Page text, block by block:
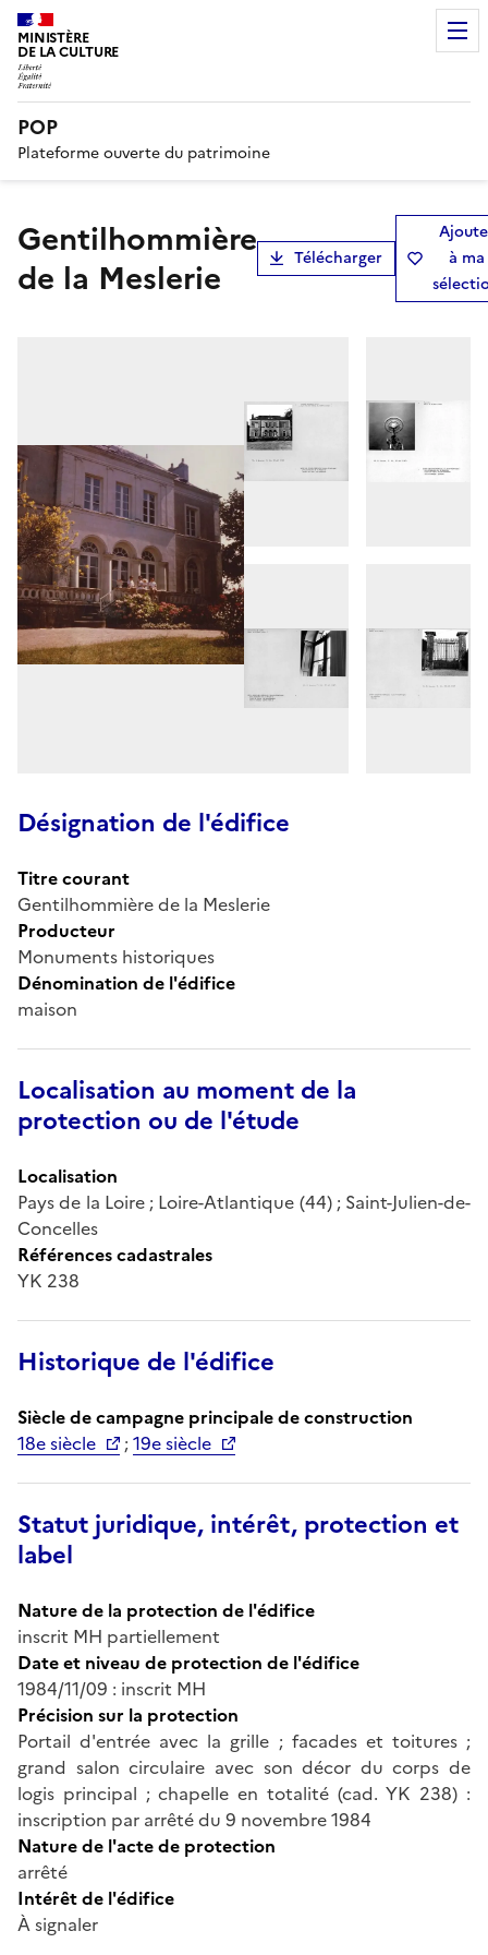
MINISTÈRE
DE LA CULTURE
POP
Plateforme ouverte du patrimoine
Gentilhommière
de la Meslerie
Télécharger
à ma
Désignation de l'édifice
Titre courant
Gentilhommière de la Meslerie
Producteur
Monuments historiques
Dénomination de l'édifice
maison
Localisation au moment de la
protection ou de l'étude
Localisation
Pays de la Loire ; Loire-Atlantique (44) ; Saint-Julien-de-
Concelles
Références cadastrales
YK 238
Historique de l'édifice
Siècle de campagne principale de construction
18e siècle
;19e siècle
Statut juridique, intérêt, protection et
label
Nature de la protection de l'édifice
inscrit MH partiellement
Date et niveau de protection de l'édifice
1984/11/09 : inscrit MH
Précision sur la protection
Portail d'entrée avec la grille ; facades et toitures ;
grand salon circulaire avec son décor du corps de
logis principal ; chapelle en totalité (cad. YK 238) :
inscription par arrêté du 9 novembre 1984
Nature de l'acte de protection
arrêté
Intérêt de l'édifice
À signaler